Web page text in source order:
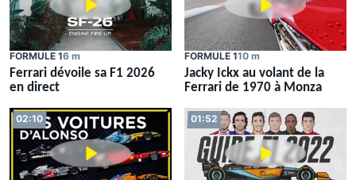
FORMULE 16 m
Ferrari dévoile sa F1 2026
en direct
FORMULE 110 m
Jacky Ickx au volant de la
Ferrari de 1970 à Monza
02:10 01:52